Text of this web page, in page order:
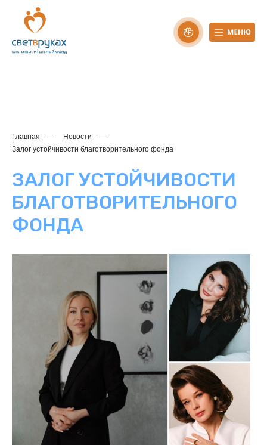
Главная
Новости
Залог устойчивости благотворительного фонда
ЗАЛОГ УСТОЙЧИВОСТИ
БЛАГОТВОРИТЕЛЬНОГО
ФОНДА